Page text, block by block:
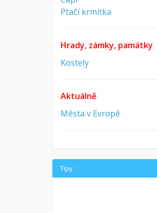
Ptačí krmítka
Hrady, zámky, památky
Kostely
Aktuálně
Města v Evropě
Tipy